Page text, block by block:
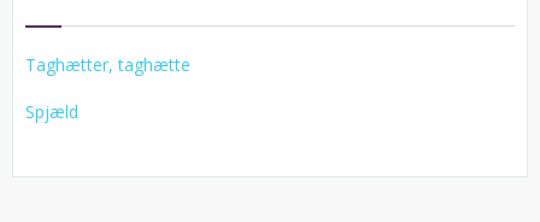
Taghætter, taghætte
Spjæld